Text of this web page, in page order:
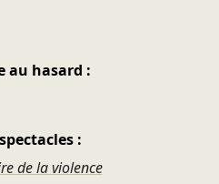
au hasard :
:
de la violence